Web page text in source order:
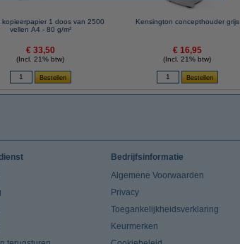
kopieerpapier 1 doos van 2500
vellen A4 - 80 g/m²
€ 33,50
(Incl. 21% btw)
Kensington concepthouder grijs
€ 16,95
(Incl. 21% btw)
Bedrijfsinformatie
Algemene Voorwaarden
Privacy
Toegankelijkheidsverklaring
Keurmerken